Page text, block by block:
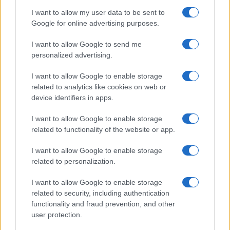
I want to allow my user data to be sent to
Google for online advertising purposes.
I want to allow Google to send me
personalized advertising.
I want to allow Google to enable storage
related to analytics like cookies on web or
device identifiers in apps.
I want to allow Google to enable storage
related to functionality of the website or app.
I want to allow Google to enable storage
related to personalization.
I want to allow Google to enable storage
related to security, including authentication
functionality and fraud prevention, and other
user protection.
ho già scritto e argomentato – e continuerò a farlo
-, così come lo fanno con grande professionalità
associazioni, esperti, accademici e attivisti”. Più
che nesso, sconnesso già dalla sintassi. Ma che
invece è fascista: le andrebbe spaccata la testa,
all’analisi logica, e anche a quella grammaticale,
magari col vigoroso apporto di attivisti ed esperti
di grande professionalità: chissà perché, viene
subito in mente Raimo, vestito da Batman.
Perché lo fai, Salis, perché ti fai del male,
perché ti fai così?C’è chi dice che la questione è
drammatica, irrimediabile: ma noi crediamo poco
alle facili interpretazioni psichiatriche,